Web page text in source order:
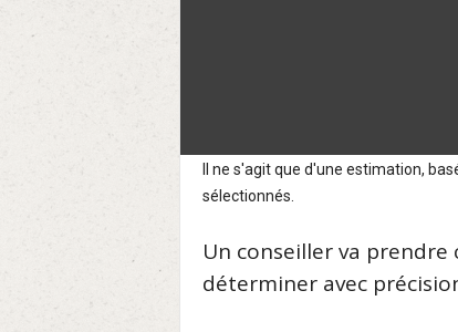
Il ne s'agit que d'une estimation,
sélectionnés.
Un conseiller va
déterminer avec